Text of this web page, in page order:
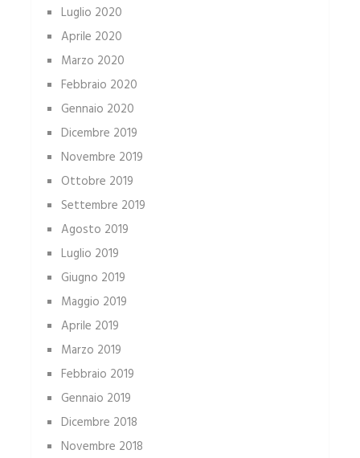
Luglio 2020
Aprile 2020
Marzo 2020
Febbraio 2020
Gennaio 2020
Dicembre 2019
Novembre 2019
Ottobre 2019
Settembre 2019
Agosto 2019
Luglio 2019
Giugno 2019
Maggio 2019
Aprile 2019
Marzo 2019
Febbraio 2019
Gennaio 2019
Dicembre 2018
Novembre 2018